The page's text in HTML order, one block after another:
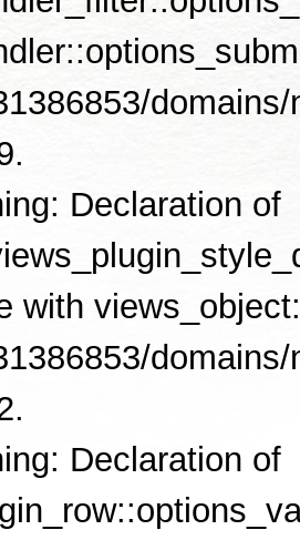
Declaration of
with
Declaration of